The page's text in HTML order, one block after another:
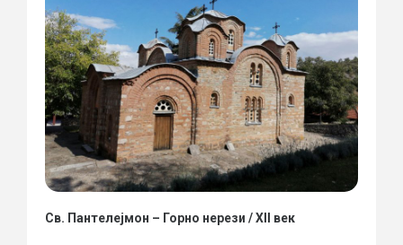
Св. Пантелејмон – Горно нерези / XII век